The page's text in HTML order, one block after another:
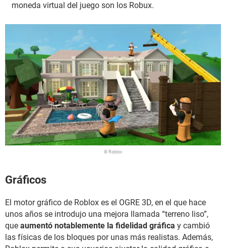
moneda virtual del juego son los Robux.
© Roblox
Gráficos
El motor gráfico de Roblox es el OGRE 3D, en el que hace
unos años se introdujo una mejora llamada “terreno liso”,
que aumentó notablemente la fidelidad gráfica y cambió
las físicas de los bloques por unas más realistas. Además,